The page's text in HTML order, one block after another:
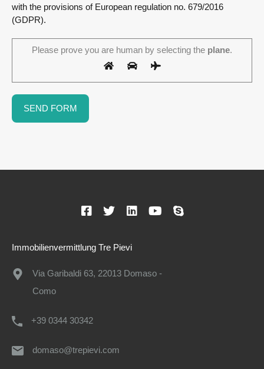
with the provisions of European regulation no. 679/2016
(GDPR).
Please prove you are human by selecting the plane.
Immobilienvermittlung Tre Pievi
Via Garibaldi 63, 22013 Domaso -
Como
+39 0344 30342
domaso@trepievi.com